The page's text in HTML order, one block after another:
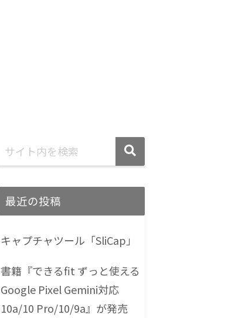
最近の投稿
キャプチャツール「SliCap」
書籍『できるfit ずっと使える
Google Pixel Gemini対応
10a/10 Pro/10/9a』が発売